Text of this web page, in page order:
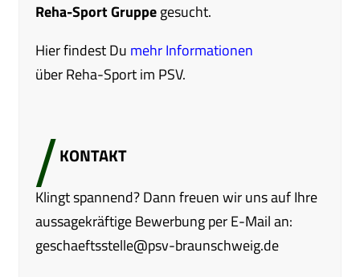
Reha-Sport Gruppegesucht.
Hier findest Du mehr Informationen
überReha-Sportim PSV.
KONTAKT
Klingt spannend? Dann freuen wir uns auf Ihre
aussagekräftige Bewerbung per E-Mail an:
geschaeftsstelle@psv-braunschweig.de